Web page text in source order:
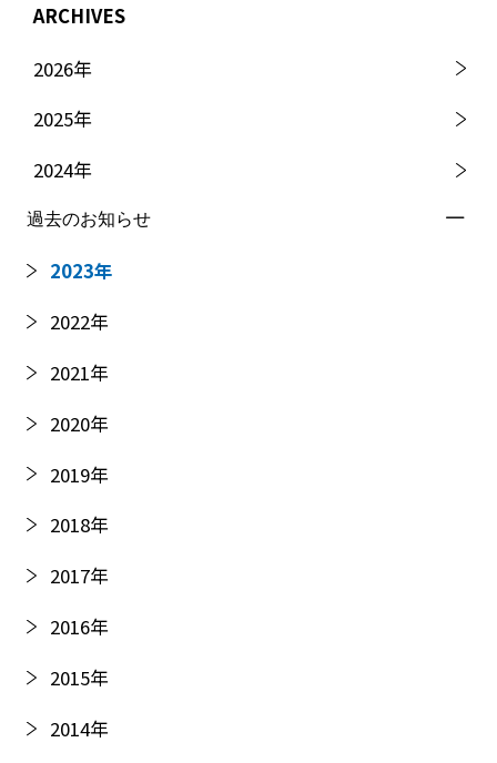
ARCHIVES
2026年
2025年
2024年
過去のお知らせ
2023年
2022年
2021年
2020年
2019年
2018年
2017年
2016年
2015年
2014年